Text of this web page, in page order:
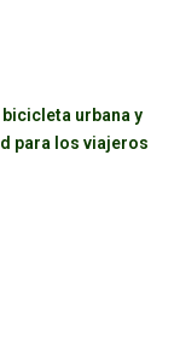
urbana y
para los viajeros